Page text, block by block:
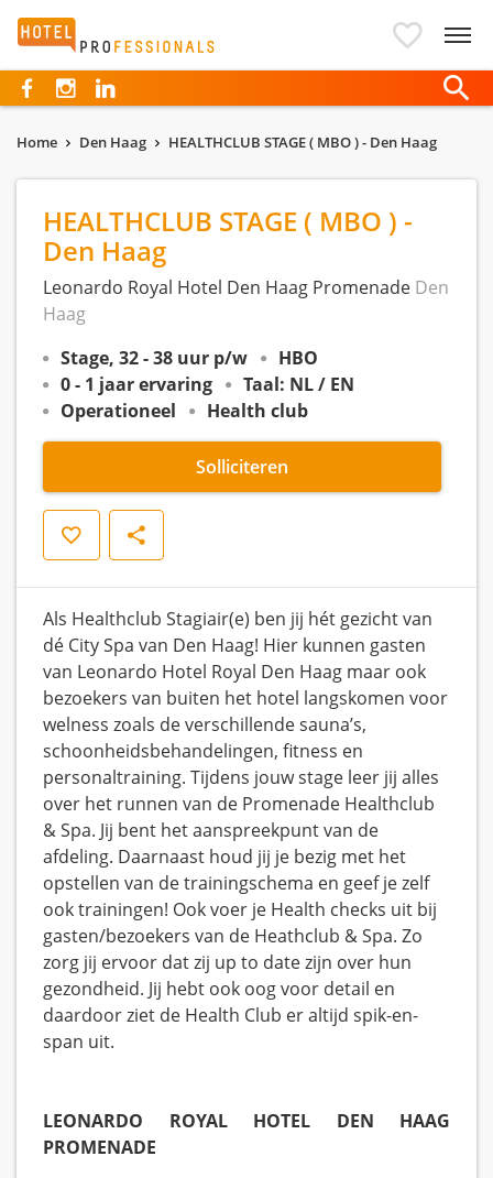
Hotelprofessionals
Home Den Haag HEALTHCLUB STAGE ( MBO ) - Den Haag
HEALTHCLUB STAGE ( MBO ) -
Den Haag
Leonardo Royal Hotel Den Haag Promenade Den
Haag
Stage, 32 - 38 uur p/w
HBO
0 - 1 jaar ervaring
Taal: NL / EN
Operationeel
Health club
Solliciteren
Opslaan Delen
Als Healthclub Stagiair(e) ben jij hét gezicht van
dé City Spa van Den Haag! Hier kunnen gasten
van Leonardo Hotel Royal Den Haag maar ook
bezoekers van buiten het hotel langskomen voor
welness zoals de verschillende sauna’s,
schoonheidsbehandelingen, fitness en
personaltraining. Tijdens jouw stage leer jij alles
over het runnen van de Promenade Healthclub
& Spa. Jij bent het aanspreekpunt van de
afdeling. Daarnaast houd jij je bezig met het
opstellen van de trainingschema en geef je zelf
ook trainingen! Ook voer je Health checks uit bij
gasten/bezoekers van de Heathclub & Spa. Zo
zorg jij ervoor dat zij up to date zijn over hun
gezondheid. Jij hebt ook oog voor detail en
daardoor ziet de Health Club er altijd spik-en-
span uit.
LEONARDO ROYAL HOTEL DEN HAAG
PROMENADE